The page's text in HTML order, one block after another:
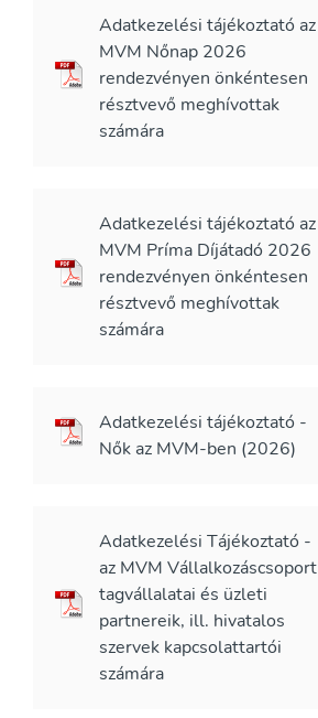
Adatkezelési tájékoztató az
MVM Nőnap 2026
rendezvényen önkéntesen
résztvevő meghívottak
számára
Adatkezelési tájékoztató az
MVM Príma Díjátadó 2026
rendezvényen önkéntesen
résztvevő meghívottak
számára
Adatkezelési tájékoztató -
Nők az MVM-ben (2026)
Adatkezelési Tájékoztató -
az MVM Vállalkozáscsoport
tagvállalatai és üzleti
partnereik, ill. hivatalos
szervek kapcsolattartói
számára